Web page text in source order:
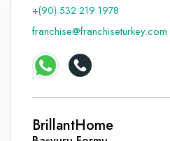
+(90) 532 219 1978
franchise@franchiseturkey.com
BrillantHome